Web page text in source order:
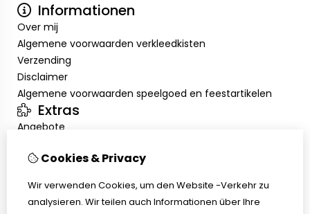
Informationen
Over mij
Algemene voorwaarden verkleedkisten
Verzending
Disclaimer
Algemene voorwaarden speelgoed en feestartikelen
Extras
Angebote
Inloggen
Kundenservice
Cookies & Privacy
Wir verwenden Cookies, um den Website -Verkehr zu
analysieren. Wir teilen auch Informationen über Ihre